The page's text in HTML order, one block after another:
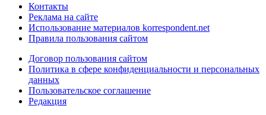
Контакты
Реклама на сайте
Использование материалов korrespondent.net
Правила пользования сайтом
Договор пользования сайтом
Политика в сфере конфиденциальности и персональных
данных
Пользовательское соглашение
Редакция